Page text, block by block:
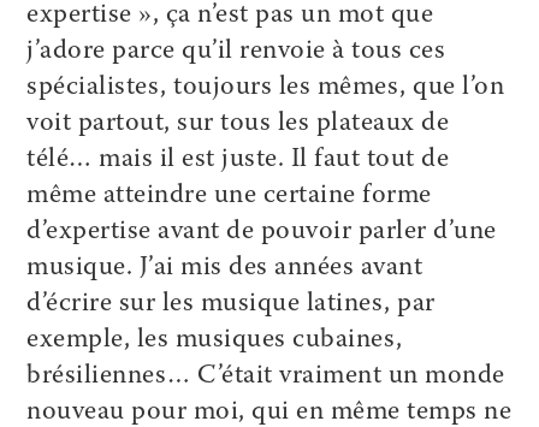
expertise », ça n’est pas un mot que
j’adore parce qu’il renvoie à tous ces
spécialistes, toujours les mêmes, que l’on
voit partout, sur tous les plateaux de
télé… mais il est juste. Il faut tout de
même atteindre une certaine forme
d’expertise avant de pouvoir parler d’une
musique. J’ai mis des années avant
d’écrire sur les musique latines, par
exemple, les musiques cubaines,
brésiliennes… C’était vraiment un monde
nouveau pour moi, qui en même temps ne